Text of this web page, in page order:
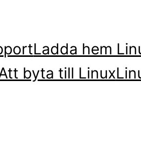
Ladda hem
byta till Linux